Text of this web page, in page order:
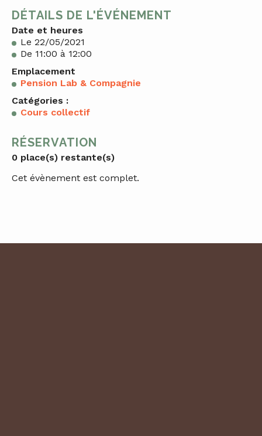
DÉTAILS DE L'ÉVÉNEMENT
Date et heures
Le 22/05/2021
De 11:00 à 12:00
Emplacement
Pension Lab & Compagnie
Catégories :
Cours collectif
RÉSERVATION
0 place(s) restante(s)
Cet évènement est complet.